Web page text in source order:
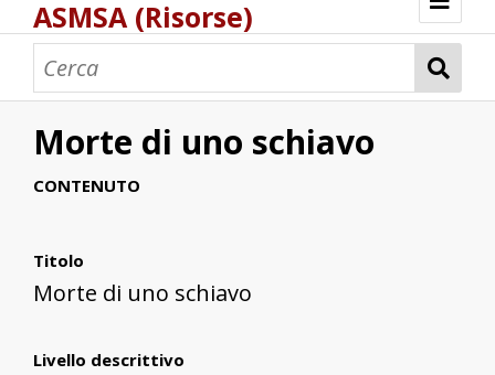
ASMSA (Risorse)
Benvenuto
Bastimenti
Carte e mappe
Corsari
Pesca e pescatori
Pesca e pescatori di corallo
Peschiere
Porti e scali marittimi
Portolani
Saline
Schiavi
Torri costiere
ASMSA - Atlante digitale di Storia Marittima
Fonti archivistiche
Morte di uno schiavo
CONTENUTO
Titolo
Morte di uno schiavo
Livello descrittivo